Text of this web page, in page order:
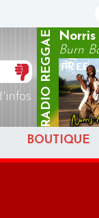
RADIO
REGGAE
Burn
BOUTIQUE